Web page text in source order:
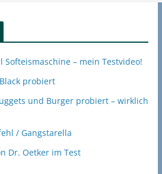
Softeismaschine – mein Testvideo!
probiert
und Burger probiert – wirklich
/ Gangstarella
Dr. Oetker im Test